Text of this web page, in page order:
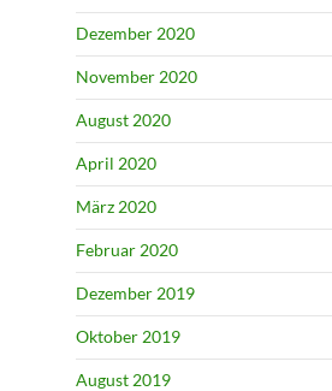
Dezember 2020
November 2020
August 2020
April 2020
März 2020
Februar 2020
Dezember 2019
Oktober 2019
August 2019